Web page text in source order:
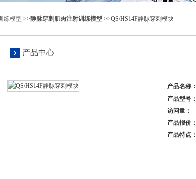
练模型 >>静脉穿刺肌肉注射训练模型 >>QS/HS14F静脉穿刺模块
产品中心
产品名称：
产品型号：
访问量：
产品报价：
产品特点：